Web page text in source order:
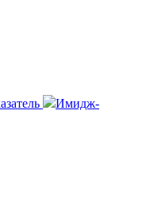
Имидж-